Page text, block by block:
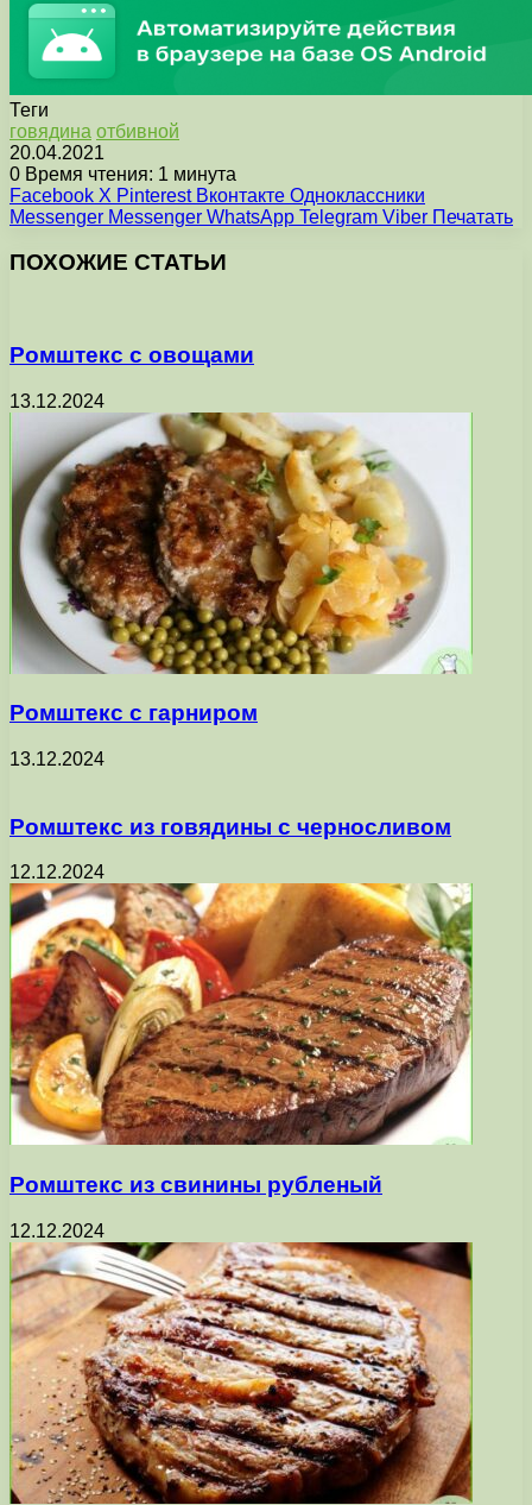
Теги
говядина отбивной
20.04.2021
0 Время чтения: 1 минута
Facebook X Pinterest Вконтакте Одноклассники
Messenger Messenger WhatsApp Telegram Viber Печатать
ПОХОЖИЕ СТАТЬИ
Ромштекс с овощами
13.12.2024
Ромштекс с гарниром
13.12.2024
Ромштекс из говядины с черносливом
12.12.2024
Ромштекс из свинины рубленый
12.12.2024